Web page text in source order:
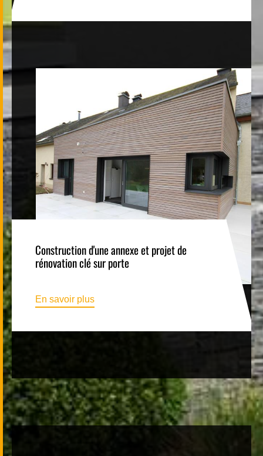
Construction d'une annexe et projet de
rénovation clé sur porte
En savoir plus